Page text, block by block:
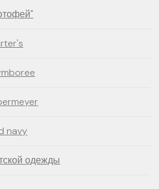
navy
одежды